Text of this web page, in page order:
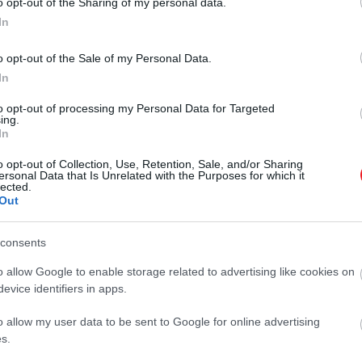
opt-out of the Sale of my Personal Data.
opt-out of processing my Personal Data for Targeted
opt-out of Collection, Use, Retention, Sale, and/or Sharing
Data that Is Unrelated with the Purposes for which it
allow Google to enable storage related to advertising like cookies on
identifiers in apps.
allow my user data to be sent to Google for online advertising
lítium–kén akkumulátorok (LSB)
biztonságosabbak is.
teljesen megváltoztathatja